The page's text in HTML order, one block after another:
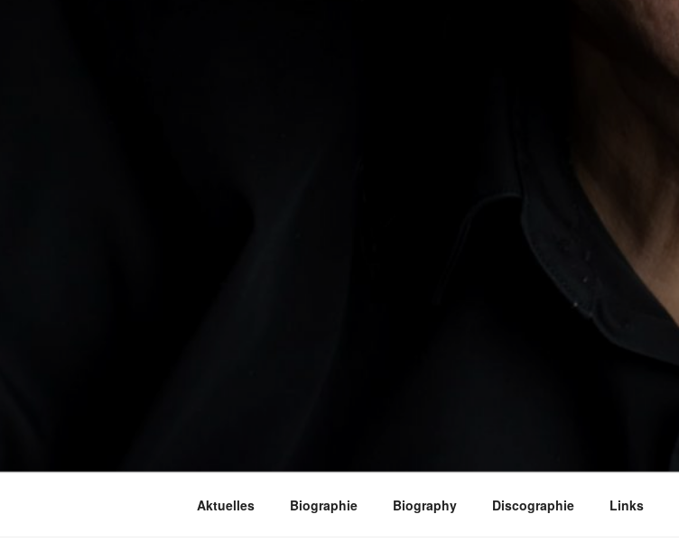
Aktuelles Biographie Biography Discographie Links